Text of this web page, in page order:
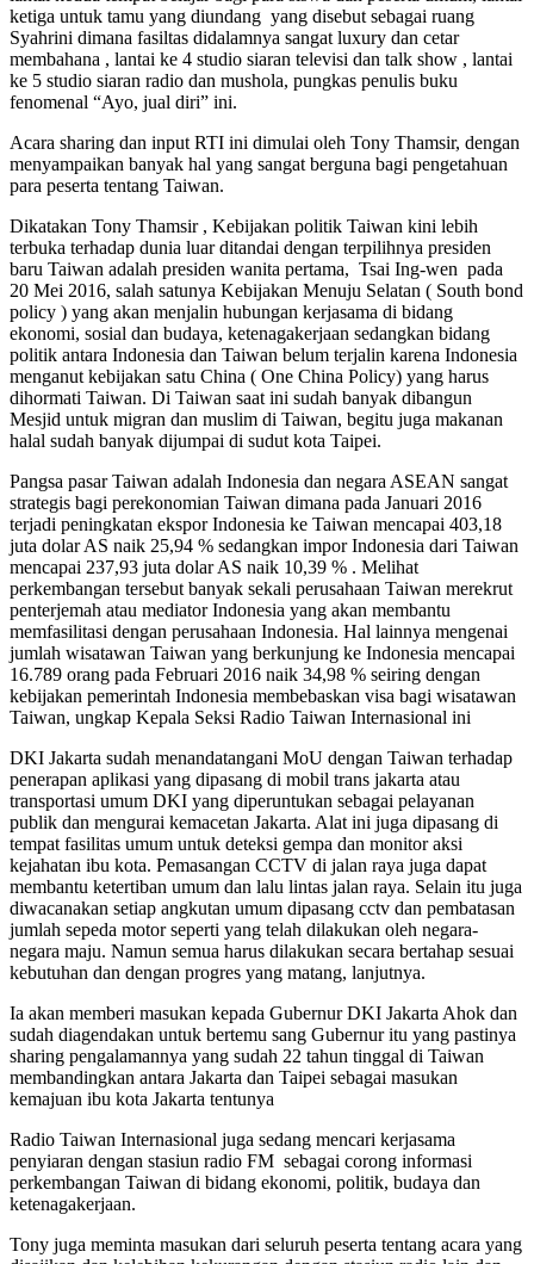
ketiga untuk tamu yang diundang yang disebut sebagai ruang
Syahrini dimana fasiltas didalamnya sangat luxury dan cetar
membahana , lantai ke 4 studio siaran televisi dan talk show , lantai
ke 5 studio siaran radio dan mushola, pungkas penulis buku
fenomenal “Ayo, jual diri” ini.
Acara sharing dan input RTI ini dimulai oleh Tony Thamsir, dengan
menyampaikan banyak hal yang sangat berguna bagi pengetahuan
para peserta tentang Taiwan.
Dikatakan Tony Thamsir , Kebijakan politik Taiwan kini lebih
terbuka terhadap dunia luar ditandai dengan terpilihnya presiden
baru Taiwan adalah presiden wanita pertama, Tsai Ing-wen pada
20 Mei 2016, salah satunya Kebijakan Menuju Selatan ( South bond
policy ) yang akan menjalin hubungan kerjasama di bidang
ekonomi, sosial dan budaya, ketenagakerjaan sedangkan bidang
politik antara Indonesia dan Taiwan belum terjalin karena Indonesia
menganut kebijakan satu China ( One China Policy) yang harus
dihormati Taiwan. Di Taiwan saat ini sudah banyak dibangun
Mesjid untuk migran dan muslim di Taiwan, begitu juga makanan
halal sudah banyak dijumpai di sudut kota Taipei.
Pangsa pasar Taiwan adalah Indonesia dan negara ASEAN sangat
strategis bagi perekonomian Taiwan dimana pada Januari 2016
terjadi peningkatan ekspor Indonesia ke Taiwan mencapai 403,18
juta dolar AS naik 25,94 % sedangkan impor Indonesia dari Taiwan
mencapai 237,93 juta dolar AS naik 10,39 % . Melihat
perkembangan tersebut banyak sekali perusahaan Taiwan merekrut
penterjemah atau mediator Indonesia yang akan membantu
memfasilitasi dengan perusahaan Indonesia. Hal lainnya mengenai
jumlah wisatawan Taiwan yang berkunjung ke Indonesia mencapai
16.789 orang pada Februari 2016 naik 34,98 % seiring dengan
kebijakan pemerintah Indonesia membebaskan visa bagi wisatawan
Taiwan, ungkap Kepala Seksi Radio Taiwan Internasional ini
DKI Jakarta sudah menandatangani MoU dengan Taiwan terhadap
penerapan aplikasi yang dipasang di mobil trans jakarta atau
transportasi umum DKI yang diperuntukan sebagai pelayanan
publik dan mengurai kemacetan Jakarta. Alat ini juga dipasang di
tempat fasilitas umum untuk deteksi gempa dan monitor aksi
kejahatan ibu kota. Pemasangan CCTV di jalan raya juga dapat
membantu ketertiban umum dan lalu lintas jalan raya. Selain itu juga
diwacanakan setiap angkutan umum dipasang cctv dan pembatasan
jumlah sepeda motor seperti yang telah dilakukan oleh negara-
negara maju. Namun semua harus dilakukan secara bertahap sesuai
kebutuhan dan dengan progres yang matang, lanjutnya.
Ia akan memberi masukan kepada Gubernur DKI Jakarta Ahok dan
sudah diagendakan untuk bertemu sang Gubernur itu yang pastinya
sharing pengalamannya yang sudah 22 tahun tinggal di Taiwan
membandingkan antara Jakarta dan Taipei sebagai masukan
kemajuan ibu kota Jakarta tentunya
Radio Taiwan Internasional juga sedang mencari kerjasama
penyiaran dengan stasiun radio FM sebagai corong informasi
perkembangan Taiwan di bidang ekonomi, politik, budaya dan
ketenagakerjaan.
Tony juga meminta masukan dari seluruh peserta tentang acara yang